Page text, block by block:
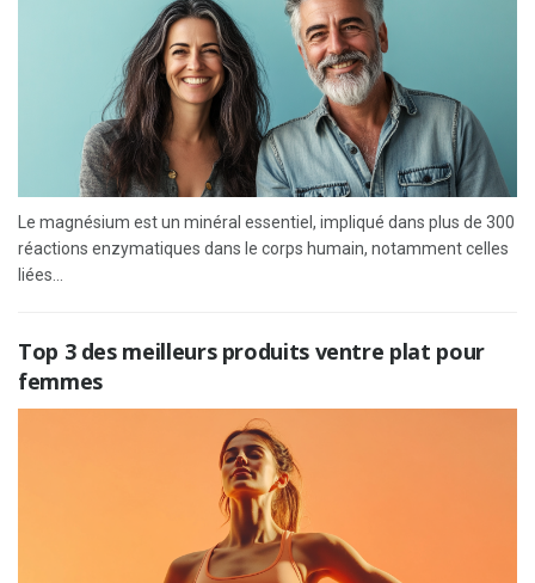
Le magnésium est un minéral essentiel, impliqué dans plus de 300
réactions enzymatiques dans le corps humain, notamment celles
liées...
Top 3 des meilleurs produits ventre plat pour
femmes